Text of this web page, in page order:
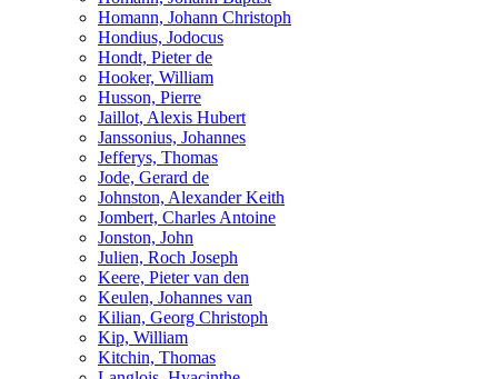
Homann, Johann Christoph
Hondius, Jodocus
Hondt, Pieter de
Hooker, William
Husson, Pierre
Jaillot, Alexis Hubert
Janssonius, Johannes
Jefferys, Thomas
Jode, Gerard de
Johnston, Alexander Keith
Jombert, Charles Antoine
Jonston, John
Julien, Roch Joseph
Keere, Pieter van den
Keulen, Johannes van
Kilian, Georg Christoph
Kip, William
Kitchin, Thomas